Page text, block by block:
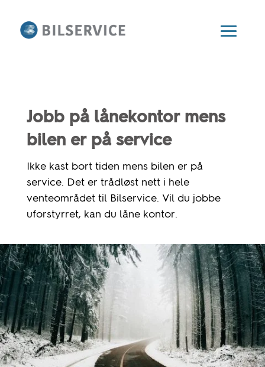
Jobb på lånekontor mens
bilen er på service​
Ikke kast bort tiden mens bilen er på
service. Det er trådløst nett i hele
venteområdet til Bilservice. Vil du jobbe
uforstyrret, kan du låne kontor.​